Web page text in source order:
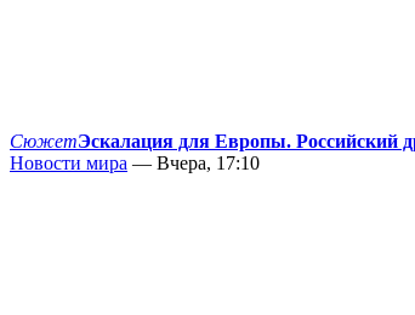
СюжетЭскалация для Европы. Российский
Новости мира — Вчера, 17:10